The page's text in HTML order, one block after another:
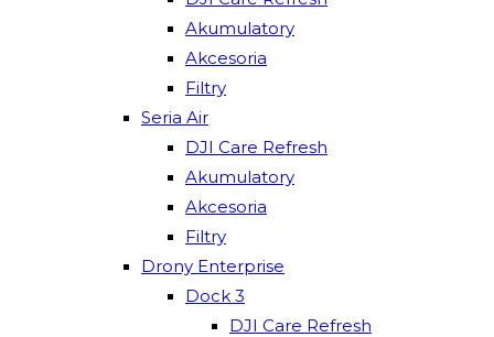
Akumulatory
Akcesoria
Filtry
Seria Air
DJI Care Refresh
Akumulatory
Akcesoria
Filtry
Drony Enterprise
Dock 3
DJI Care Refresh